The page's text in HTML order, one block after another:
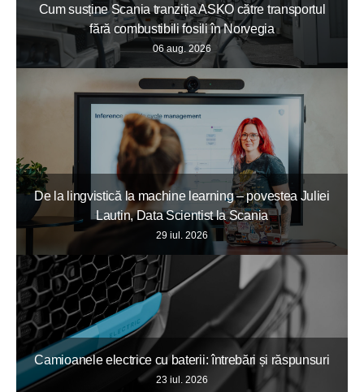
Cum susține Scania tranziția ASKO către transportul
fără combustibili fosili în Norvegia
06 aug. 2026
De la lingvistică la machine learning – povestea Juliei
Lautin, Data Scientist la Scania
29 iul. 2026
Camioanele electrice cu baterii: întrebări și răspunsuri
23 iul. 2026